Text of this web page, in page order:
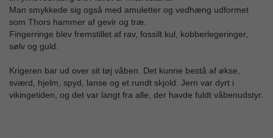
Man smykkede sig også med amuletter og vedhæng udformet
som Thors hammer af gevir og træ.
Fingerringe blev fremstillet af rav, fossilt kul, kobberlegeringer,
sølv og guld.
Krigeren bar ud over sit tøj våben. Det kunne bestå af økse,
sværd, hjelm, spyd, lanse og et rundt skjold. Jern var dyrt i
vikingetiden, og det var langt fra alle, der havde fuldt våbenudstyr.